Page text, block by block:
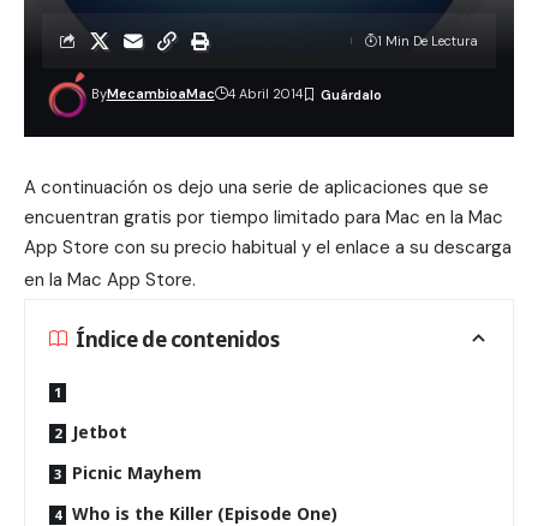
ByMecambioaMac 4 Abril 2014
1 Min De Lectura
A continuación os dejo una serie de aplicaciones que se
encuentran gratis por tiempo limitado para Mac en la Mac
App Store con su precio habitual y el enlace a su descarga
en la Mac App Store.
Índice de contenidos
Jetbot
Picnic Mayhem
Who is the Killer (Episode One)